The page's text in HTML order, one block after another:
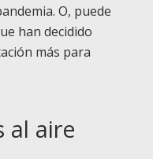
O, puede
han decidido
más para
al aire